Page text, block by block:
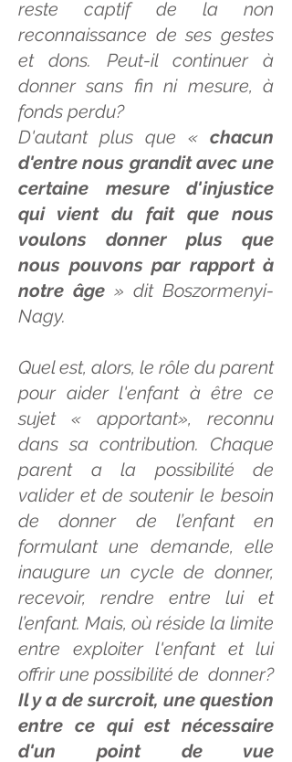
reste captif de la non
reconnaissance de ses gestes
et dons. Peut-il continuer à
donner sans fin ni mesure, à
fonds perdu?
D'autant plus que « chacun
d'entre nous grandit avec une
certaine mesure d'injustice
qui vient du fait que nous
voulons donner plus que
nous pouvons par rapport à
notre âge » dit Boszormenyi-
Nagy.
Quel est, alors, le rôle du parent
pour aider l'enfant à être ce
sujet « apportant», reconnu
dans sa contribution. Chaque
parent a la possibilité de
valider et de soutenir le besoin
de donner de l’enfant en
formulant une demande, elle
inaugure un cycle de donner,
recevoir, rendre entre lui et
l’enfant. Mais, où réside la limite
entre exploiter l'enfant et lui
offrir une possibilité de donner?
Il y a de surcroit, une question
entre ce qui est nécessaire
d'un point de vue